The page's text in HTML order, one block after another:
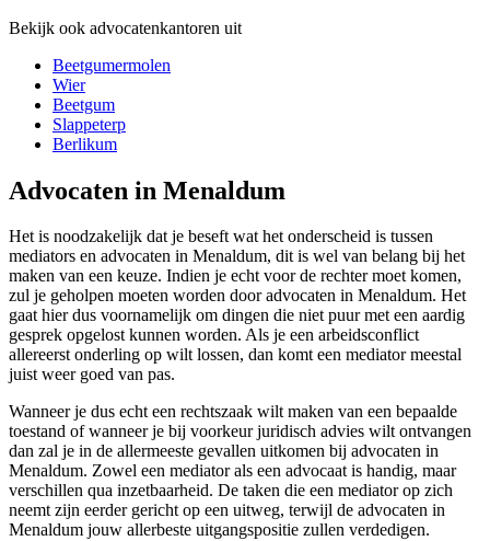
Bekijk ook advocatenkantoren uit
Beetgumermolen
Wier
Beetgum
Slappeterp
Berlikum
Advocaten in Menaldum
Het is noodzakelijk dat je beseft wat het onderscheid is tussen
mediators en advocaten in Menaldum, dit is wel van belang bij het
maken van een keuze. Indien je echt voor de rechter moet komen,
zul je geholpen moeten worden door advocaten in Menaldum. Het
gaat hier dus voornamelijk om dingen die niet puur met een aardig
gesprek opgelost kunnen worden. Als je een arbeidsconflict
allereerst onderling op wilt lossen, dan komt een mediator meestal
juist weer goed van pas.
Wanneer je dus echt een rechtszaak wilt maken van een bepaalde
toestand of wanneer je bij voorkeur juridisch advies wilt ontvangen
dan zal je in de allermeeste gevallen uitkomen bij advocaten in
Menaldum. Zowel een mediator als een advocaat is handig, maar
verschillen qua inzetbaarheid. De taken die een mediator op zich
neemt zijn eerder gericht op een uitweg, terwijl de advocaten in
Menaldum jouw allerbeste uitgangspositie zullen verdedigen.